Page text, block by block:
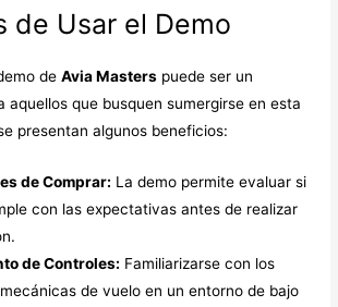
de Usar el Demo
deAvia Masters puede ser un
aquellos que busquen sumergirse en esta
presentan algunos beneficios:
de Comprar: La demo permite evaluar si
con las expectativas antes de realizar
de Controles: Familiarizarse con los
de vuelo en un entorno de bajo